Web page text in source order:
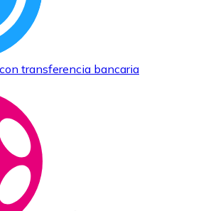
con transferencia bancaria